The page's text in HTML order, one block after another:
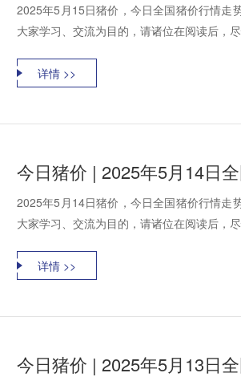
2025年5月15日猪价，今日全国猪价行情走
大家学习、交流为目的，请诸位在阅读后，
详情 >>
今日猪价 | 2025年5月14日
2025年5月14日猪价，今日全国猪价行情走
大家学习、交流为目的，请诸位在阅读后，
详情 >>
今日猪价 | 2025年5月13日